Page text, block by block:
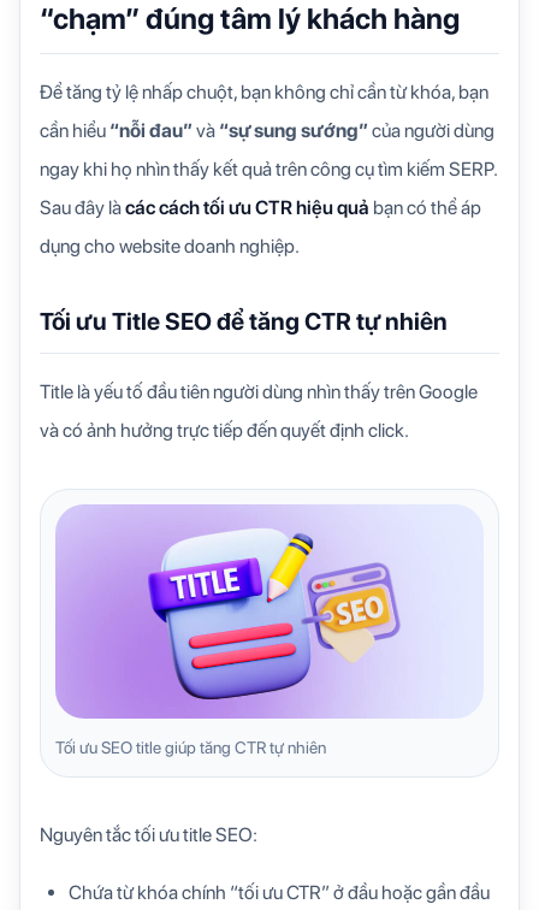
“chạm” đúng tâm lý khách hàng
Để tăng tỷ lệ nhấp chuột, bạn không chỉ cần từ khóa, bạn
cần hiểu “nỗi đau” và “sự sung sướng” của người dùng
ngay khi họ nhìn thấy kết quả trên công cụ tìm kiếm SERP.
Sau đây làcác cách tối ưu CTR hiệu quả bạn có thể áp
dụng cho website doanh nghiệp.
Tối ưu Title SEO để tăng CTR tự nhiên
Title là yếu tố đầu tiên người dùng nhìn thấy trên Google
và có ảnh hưởng trực tiếp đến quyết định click.
Tối ưu SEO title giúp tăng CTR tự nhiên
Nguyên tắc tối ưu title SEO:
Chứa từ khóa chính “tối ưu CTR” ở đầu hoặc gần đầu